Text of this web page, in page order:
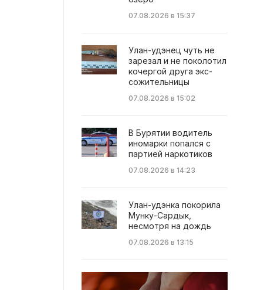
07.08.2026 в 15:37
Улан-удэнец чуть не
зарезал и не поколотил
кочергой друга экс-
сожительницы
07.08.2026 в 15:02
В Бурятии водитель
иномарки попался с
партией наркотиков
07.08.2026 в 14:23
Улан-удэнка покорила
Мунку-Сардык,
несмотря на дождь
07.08.2026 в 13:15